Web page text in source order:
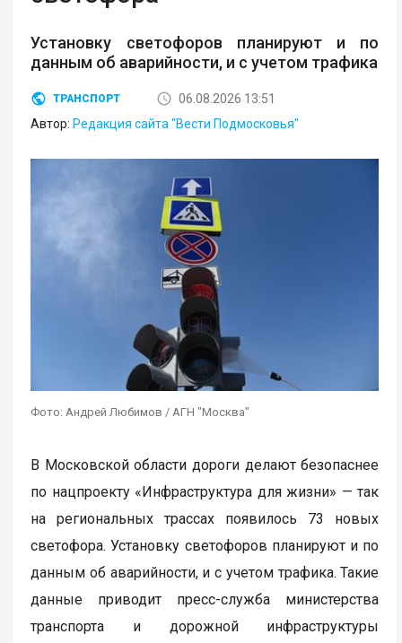
Установку светофоров планируют и по
данным об аварийности, и с учетом трафика
ТРАНСПОРТ
06.08.2026 13:51
Автор: Редакция сайта "Вести Подмосковья"
Фото: Андрей Любимов / АГН "Москва"
В Московской области дороги делают безопаснее
по нацпроекту «Инфраструктура для жизни» — так
на региональных трассах появилось 73 новых
светофора. Установку светофоров планируют и по
данным об аварийности, и с учетом трафика. Такие
данные приводит пресс-служба министерства
транспорта и дорожной инфраструктуры